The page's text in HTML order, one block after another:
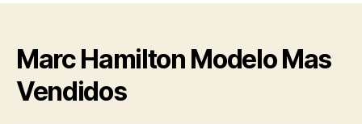
Marc Hamilton Modelo Mas
Vendidos